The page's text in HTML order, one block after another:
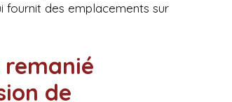
fournit des emplacements sur
de